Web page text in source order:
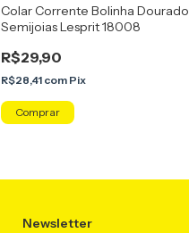
Colar Corrente Bolinha Dourado
Semijoias Lesprit 18008
R$29,90
R$28,41 com Pix
Newsletter